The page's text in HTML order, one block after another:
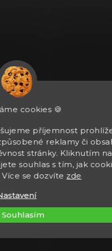
cookies 🍪
příjemnost
reklamy či
stránky. Kliknutím na
souhlas s tím, jak
se dozvíte zde
Souhlasím